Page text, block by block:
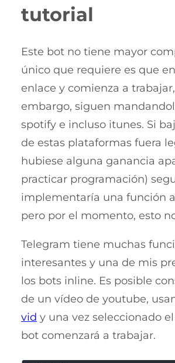
tutorial
Este bot no tiene mayor
único que requiere es que
enlace y comienza a
embargo, siguen
spotify e incluso itunes. Si
de estas plataformas fuera
hubiese alguna ganancia
practicar programación)
implementaría una función
pero por el momento, esto
Telegram tiene muchas
interesantes y una de mis
los bots inline. Es posible
de un vídeo de youtube,
vid y una vez seleccionado
bot comenzará a trabajar.